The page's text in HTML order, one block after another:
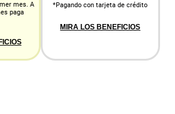
mes. A
paga
*Pagando con tarjeta de crédito
MIRA LOS BENEFICIOS